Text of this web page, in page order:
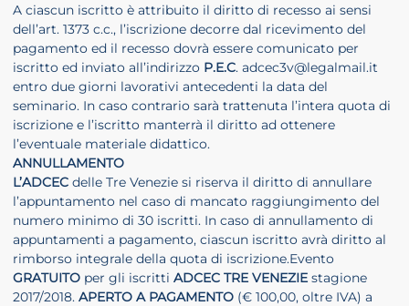
A ciascun iscritto è attribuito il diritto di recesso ai sensi
dell’art. 1373 c.c., l’iscrizione decorre dal ricevimento del
pagamento ed il recesso dovrà essere comunicato per
iscritto ed inviato all’indirizzo P.E.C. adcec3v@legalmail.it
entro due giorni lavorativi antecedenti la data del
seminario. In caso contrario sarà trattenuta l’intera quota di
iscrizione e l’iscritto manterrà il diritto ad ottenere
l’eventuale materiale didattico.
ANNULLAMENTO
L’ADCEC delle Tre Venezie si riserva il diritto di annullare
l’appuntamento nel caso di mancato raggiungimento del
numero minimo di 30 iscritti. In caso di annullamento di
appuntamenti a pagamento, ciascun iscritto avrà diritto al
rimborso integrale della quota di iscrizione.Evento
GRATUITO per gli iscritti ADCEC TRE VENEZIE stagione
2017/2018. APERTO A PAGAMENTO (€ 100,00, oltre IVA) a